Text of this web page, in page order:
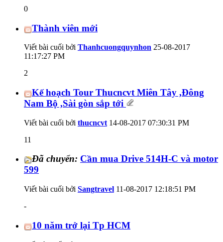
0
Thành viên mới
Viết bài cuối bởi Thanhcuongquynhon 25-08-2017
11:17:27 PM
2
Kế hoạch Tour Thucncvt Miên Tây ,Đông
Nam Bộ ,Sài gòn sắp tới
Viết bài cuối bởi thucncvt 14-08-2017 07:30:31 PM
11
Đã chuyển: Cần mua Drive 514H-C và motor
599
Viết bài cuối bởi Sangtravel 11-08-2017 12:18:51 PM
-
10 năm trở lại Tp HCM